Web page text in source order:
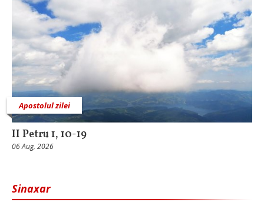
Apostolul zilei
II Petru 1, 10-19
06 Aug, 2026
Sinaxar